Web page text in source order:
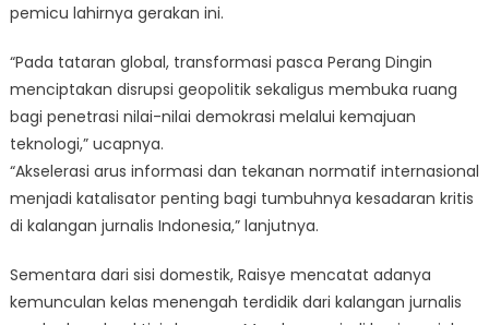
pemicu lahirnya gerakan ini.
“Pada tataran global, transformasi pasca Perang Dingin
menciptakan disrupsi geopolitik sekaligus membuka ruang
bagi penetrasi nilai-nilai demokrasi melalui kemajuan
teknologi,” ucapnya.
“Akselerasi arus informasi dan tekanan normatif internasional
menjadi katalisator penting bagi tumbuhnya kesadaran kritis
di kalangan jurnalis Indonesia,” lanjutnya.
Sementara dari sisi domestik, Raisye mencatat adanya
kemunculan kelas menengah terdidik dari kalangan jurnalis